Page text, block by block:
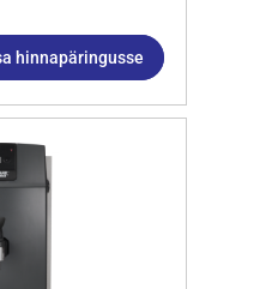
hinnapäringusse